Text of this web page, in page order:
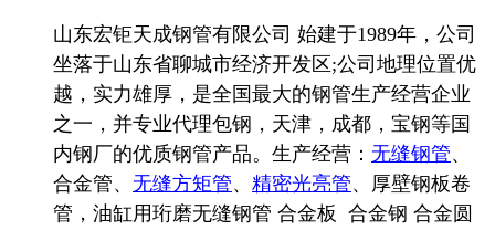
山东宏钜天成钢管有限公司 始建于1989年，公司
坐落于山东省聊城市经济开发区;公司地理位置优
越，实力雄厚，是全国最大的钢管生产经营企业
之一，并专业代理包钢，天津，成都，宝钢等国
内钢厂的优质钢管产品。生产经营： 无缝钢管、
合金管、 无缝方矩管、 精密光亮管、厚壁钢板卷
管，油缸用珩磨无缝钢管 合金板 合金钢 合金圆